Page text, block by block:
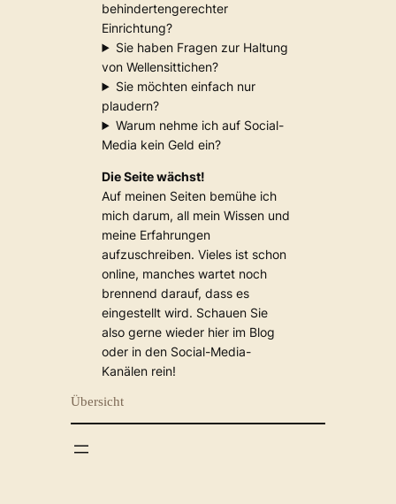
behindertengerechter
Einrichtung?
Sie haben Fragen zur Haltung
von Wellensittichen?
Sie möchten einfach nur
plaudern?
Warum nehme ich auf Social-
Media kein Geld ein?
Die Seite wächst!
Auf meinen Seiten bemühe ich
mich darum, all mein Wissen und
meine Erfahrungen
aufzuschreiben. Vieles ist schon
online, manches wartet noch
brennend darauf, dass es
eingestellt wird. Schauen Sie
also gerne wieder hier im Blog
oder in den Social-Media-
Kanälen rein!
Übersicht